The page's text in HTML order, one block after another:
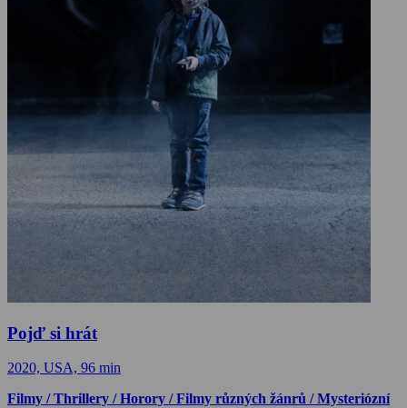
Pojď si hrát
2020, USA, 96 min
Filmy / Thrillery / Horory / Filmy různých žánrů / Mysteriózní